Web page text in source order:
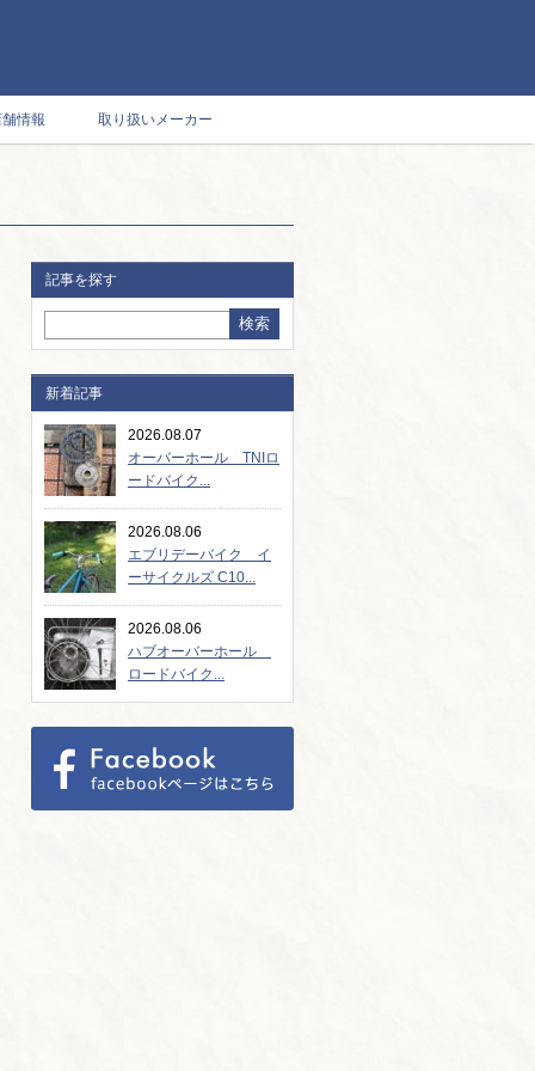
情報 取り扱いメーカー
記事を探す
新着記事
2026.08.07
オーバーホール TNIロ
ードバイク...
2026.08.06
エブリデーバイク イ
ーサイクルズ C10...
2026.08.06
ハブオーバーホール
ロードバイク...